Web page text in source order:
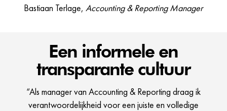
Bastiaan Terlage,Accounting & Reporting Manager
Een informele en
transparante cultuur
“Als manager van Accounting & Reporting draag ik
verantwoordelijkheid voor een juiste en volledige